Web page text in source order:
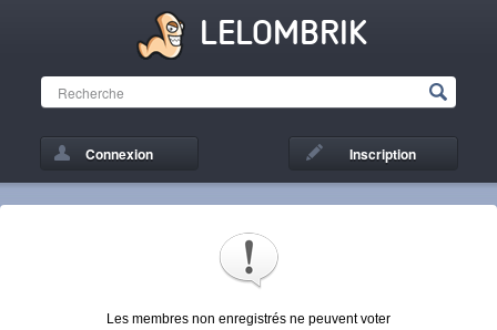
LELOMBRIK
Connexion Inscription
Les membres non enregistrés ne peuvent voter